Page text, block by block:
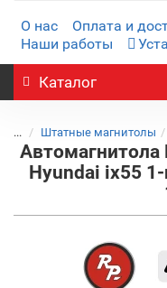
О нас Оплата и
Наши работы
Каталог
... Штатные магнитолы
Автомагнитола
Hyundai ix55